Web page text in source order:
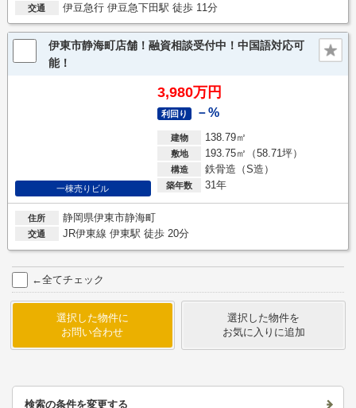
交通 伊豆急行 伊豆急下田駅 徒歩 11分
伊東市静海町店舗！融資相談受付中！中国語対応可
能！
一棟売りビル
3,980万円
利回り －%
建物 138.79㎡
敷地 193.75㎡（58.71坪）
構造 鉄骨造（S造）
築年数 31年
住所 静岡県伊東市静海町
交通 JR伊東線 伊東駅 徒歩 20分
←全てチェック
選択した物件に
お問い合わせ
選択した物件を
お気に入りに追加
検索の条件を変更する